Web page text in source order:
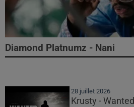
Diamond Platnumz - Nani
28 juillet 2026
Krusty - Wanted